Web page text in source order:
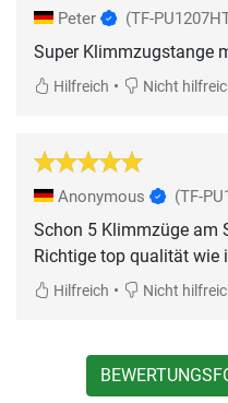
Peter (TF-
Super Klimmzugstange
Hilfreich • Nicht
Anonymous (TF-
Schon 5 Klimmzüge am
Richtige top qualität wie
Hilfreich • Nicht